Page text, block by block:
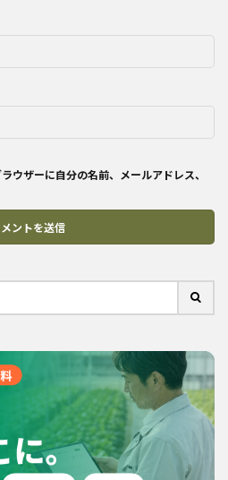
ウザーに自分の名前、メールアドレス、